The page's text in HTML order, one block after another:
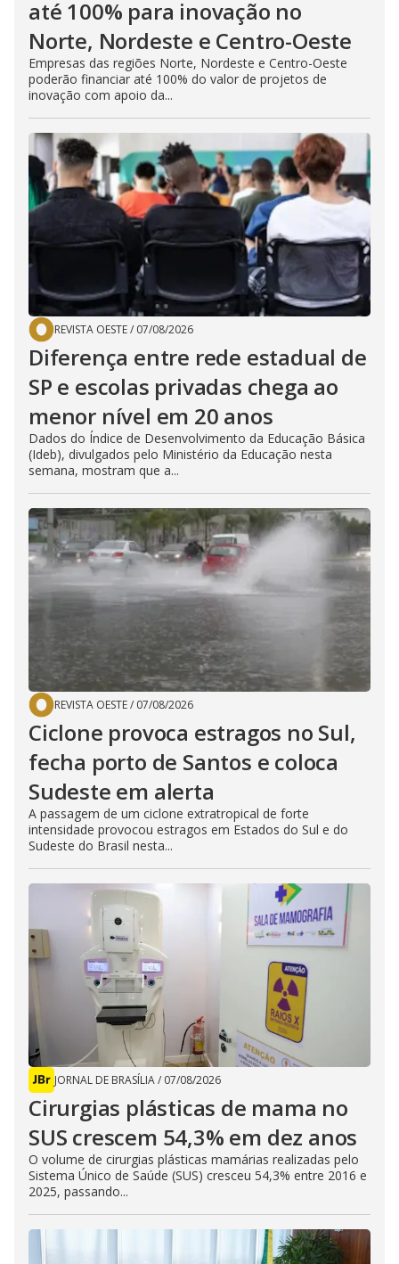
até 100% para inovação no
Norte, Nordeste e Centro-Oeste
Empresas das regiões Norte, Nordeste e Centro-Oeste
poderão financiar até 100% do valor de projetos de
inovação com apoio da...
REVISTA OESTE/ 07/08/2026
Diferença entre rede estadual de
SP e escolas privadas chega ao
menor nível em 20 anos
Dados do Índice de Desenvolvimento da Educação Básica
(Ideb), divulgados pelo Ministério da Educação nesta
semana, mostram que a...
REVISTA OESTE/ 07/08/2026
Ciclone provoca estragos no Sul,
fecha porto de Santos e coloca
Sudeste em alerta
A passagem de um ciclone extratropical de forte
intensidade provocou estragos em Estados do Sul e do
Sudeste do Brasil nesta...
JORNAL DE BRASÍLIA/ 07/08/2026
Cirurgias plásticas de mama no
SUS crescem 54,3% em dez anos
O volume de cirurgias plásticas mamárias realizadas pelo
Sistema Único de Saúde (SUS) cresceu 54,3% entre 2016 e
2025, passando...